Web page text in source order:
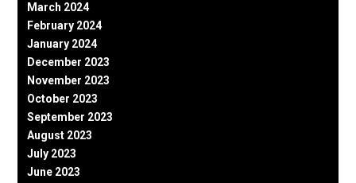
March 2024
February 2024
January 2024
December 2023
November 2023
October 2023
September 2023
August 2023
July 2023
June 2023